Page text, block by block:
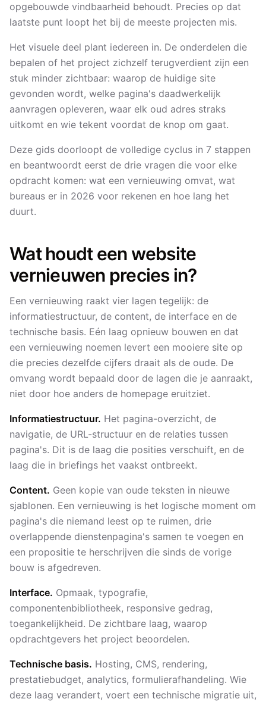
opgebouwde vindbaarheid behoudt. Precies op dat
laatste punt loopt het bij de meeste projecten mis.
Het visuele deel plant iedereen in. De onderdelen die
bepalen of het project zichzelf terugverdient zijn een
stuk minder zichtbaar: waarop de huidige site
gevonden wordt, welke pagina's daadwerkelijk
aanvragen opleveren, waar elk oud adres straks
uitkomt en wie tekent voordat de knop om gaat.
Deze gids doorloopt de volledige cyclus in 7 stappen
en beantwoordt eerst de drie vragen die voor elke
opdracht komen: wat een vernieuwing omvat, wat
bureaus er in 2026 voor rekenen en hoe lang het
duurt.
Wat houdt een website
vernieuwen precies in?
Een vernieuwing raakt vier lagen tegelijk: de
informatiestructuur, de content, de interface en de
technische basis. Eén laag opnieuw bouwen en dat
een vernieuwing noemen levert een mooiere site op
die precies dezelfde cijfers draait als de oude. De
omvang wordt bepaald door de lagen die je aanraakt,
niet door hoe anders de homepage eruitziet.
Informatiestructuur. Het pagina-overzicht, de
navigatie, de URL-structuur en de relaties tussen
pagina's. Dit is de laag die posities verschuift, en de
laag die in briefings het vaakst ontbreekt.
Content. Geen kopie van oude teksten in nieuwe
sjablonen. Een vernieuwing is het logische moment om
pagina's die niemand leest op te ruimen, drie
overlappende dienstenpagina's samen te voegen en
een propositie te herschrijven die sinds de vorige
bouw is afgedreven.
Interface. Opmaak, typografie,
componentenbibliotheek, responsive gedrag,
toegankelijkheid. De zichtbare laag, waarop
opdrachtgevers het project beoordelen.
Technische basis. Hosting, CMS, rendering,
prestatiebudget, analytics, formulierafhandeling. Wie
deze laag verandert, voert een technische migratie uit,